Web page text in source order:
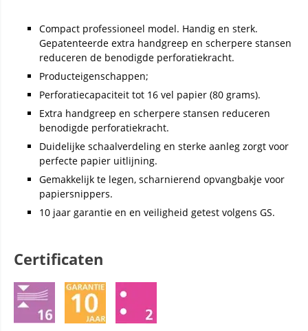
Compact professioneel model. Handig en sterk.
Gepatenteerde extra handgreep en scherpere stansen
reduceren de benodigde perforatiekracht.
Producteigenschappen;
Perforatiecapaciteit tot 16 vel papier (80 grams).
Extra handgreep en scherpere stansen reduceren
benodigde perforatiekracht.
Duidelijke schaalverdeling en sterke aanleg zorgt voor
perfecte papier uitlijning.
Gemakkelijk te legen, scharnierend opvangbakje voor
papiersnippers.
10 jaar garantie en en veiligheid getest volgens GS.
Certificaten